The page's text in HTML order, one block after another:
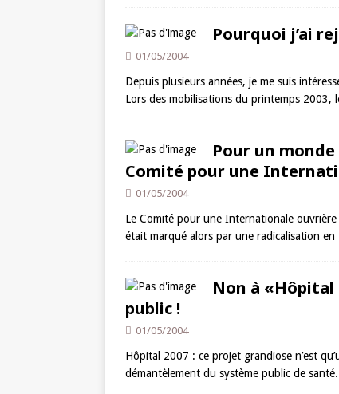
Pourquoi j’ai
01/05/2004
Depuis plusieurs années, je me suis
Lors des mobilisations du printemps 2003,
Pour un
Comité pour une
01/05/2004
Le Comité pour une Internationale
était marqué alors par une radicalisation en
Non à «Hôpital
public !
01/05/2004
Hôpital 2007 : ce projet grandiose n’est
démantèlement du système public de